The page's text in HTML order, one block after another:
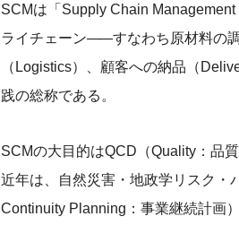
SCMは「Supply Chain
ライチェーン——すなわち原材料の
（Logistics）、顧客への納品（
践の総称である。
SCMの大目的はQCD（Quality：品
近年は、自然災害・地政学リスク・
Continuity Planning：事業継続計画